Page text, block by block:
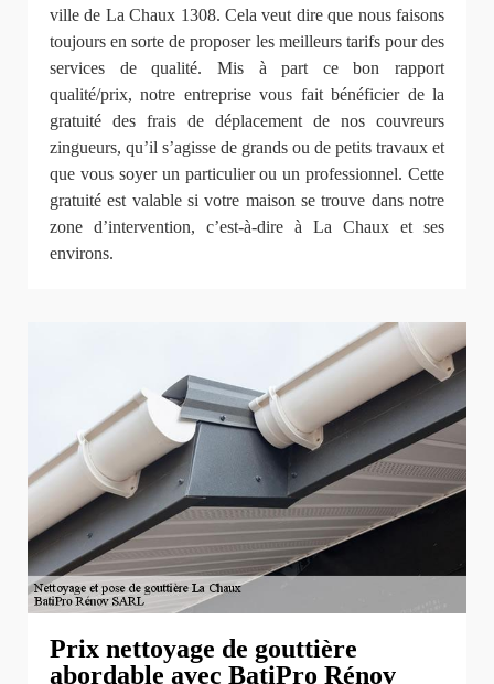
ville de La Chaux 1308. Cela veut dire que nous faisons
toujours en sorte de proposer les meilleurs tarifs pour des
services de qualité. Mis à part ce bon rapport
qualité/prix, notre entreprise vous fait bénéficier de la
gratuité des frais de déplacement de nos couvreurs
zingueurs, qu’il s’agisse de grands ou de petits travaux et
que vous soyer un particulier ou un professionnel. Cette
gratuité est valable si votre maison se trouve dans notre
zone d’intervention, c’est-à-dire à La Chaux et ses
environs.
Prix nettoyage de gouttière
abordable avec BatiPro Rénov